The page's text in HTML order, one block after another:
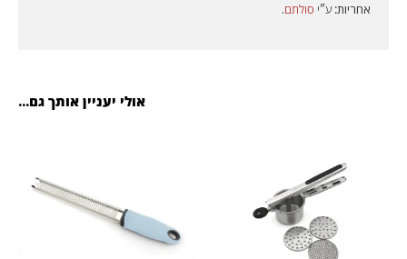
אולי יעניין אותך גם...
אחריות: ע"י סולתם.